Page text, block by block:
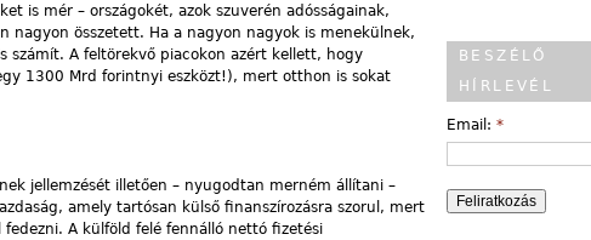
is mér – országokét, azok szuverén adósságainak,
nagyon összetett. Ha a nagyon nagyok is menekülnek,
A feltörekvő piacokon azért kellett, hogy
1300 Mrd forintnyi eszközt!), mert otthon is sokat
jellemzését illetően – nyugodtan merném állítani –
amely tartósan külső finanszírozásra szorul, mert
A külföld felé fennálló nettó fizetési
BESZÉLŐ
HÍRLEVÉL
Email: *